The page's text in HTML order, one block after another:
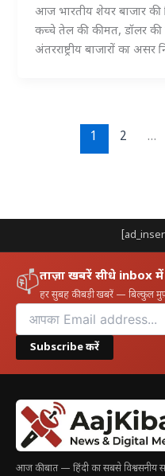
आज भारतीय शेयर बाजार
कच्चे तेल की कीमत, डॉलर
अंतरराष्ट्रीय बाजारों का
1 2 …
📫ताज़ा खबरें सीधे inbox में
हर सुबह की बड़ी खबरें — बिल्कुल
Subscribe करें
आज की बात — हिंदी का सबसे विश्वसनीय